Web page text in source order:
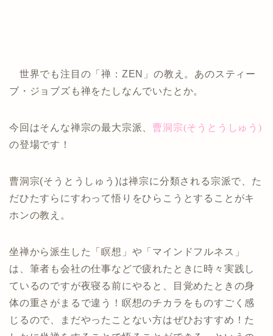
世界でも注目の「禅：ZEN」の教え。あのスティー
ブ・ジョブズも禅をたしなんでいたとか。
今回はそんな禅宗の最大宗派、曹洞宗(そうとうしゅう)
の登場です！
曹洞宗(そうとうしゅう)は禅宗に分類される宗派で、た
だひたすらにすわって悟りをひらこうとすることがキ
ホンの教え。
坐禅から派生した「瞑想」や「マインドフルネス」
は、筆者も会社の仕事などで疲れたときに時々実践し
ているのですが夜寝る前にやると、目覚めたときの身
体の重さがまるで違う！瞑想のチカラをものすごく感
じるので、まだやったことない方はぜひおすすめ！た